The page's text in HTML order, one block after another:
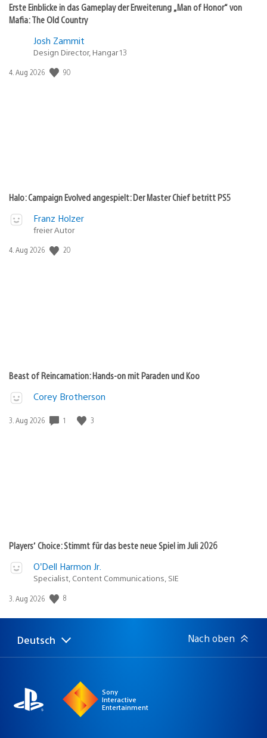
Erste Einblicke in das Gameplay der Erweiterung „Man of Honor“ von
Mafia: The Old Country
Josh Zammit
Design Director, Hangar 13
Veröffentlichungsdatum:
4. Aug 2026 90
Halo: Campaign Evolved angespielt: Der Master Chief betritt PS5
Franz Holzer
freier Autor
Veröffentlichungsdatum:
4. Aug 2026 20
Beast of Reincarnation: Hands-on mit Paraden und Koo
Corey Brotherson
Veröffentlichungsdatum:
3. Aug 2026 1 3
Players’ Choice: Stimmt für das beste neue Spiel im Juli 2026
O’Dell Harmon Jr.
Specialist, Content Communications, SIE
Veröffentlichungsdatum:
3. Aug 2026 8
Select
a
Aktuelle
Region:
Deutsch Nach oben
Sony
Interactive
Entertainment